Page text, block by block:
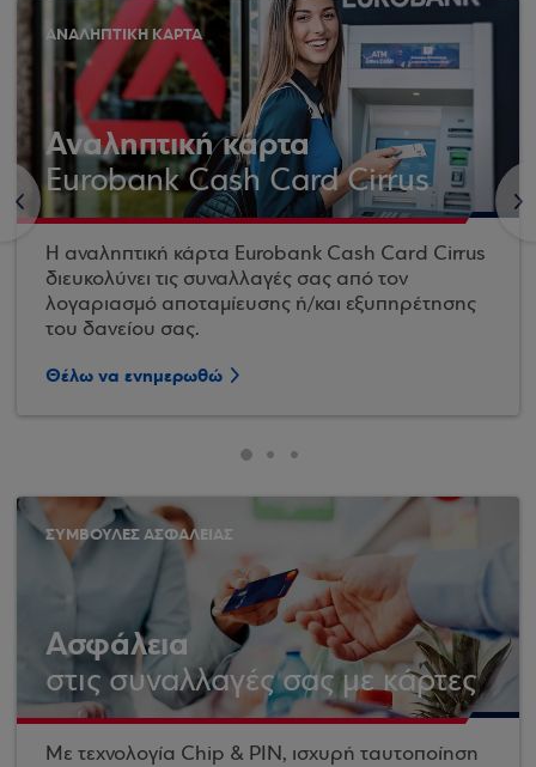
<
ΑΝΑΛΗΠΤΙΚΗ ΚΑΡΤΑ
Αναληπτική κάρτα
Eurobank Cash Card Cirrus
Η αναληπτική κάρτα Eurobank Cash Card Cirrus
διευκολύνει τις συναλλαγές σας από τον
λογαριασμό αποταμίευσης ή/και εξυπηρέτησης
του δανείου σας.
Θέλω να ενημερωθώ
>
ΣΥΜΒΟΥΛΕΣ ΑΣΦΑΛΕΙΑΣ
Ασφάλεια
στις συναλλαγές σας με κάρτες
Με τεχνολογία Chip & PIN, ισχυρή ταυτοποίηση